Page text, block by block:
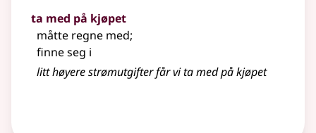
ta med på kjøpet
måtte regne med;
finne seg i
litt høyere strømutgifter får vi ta med på kjøpet